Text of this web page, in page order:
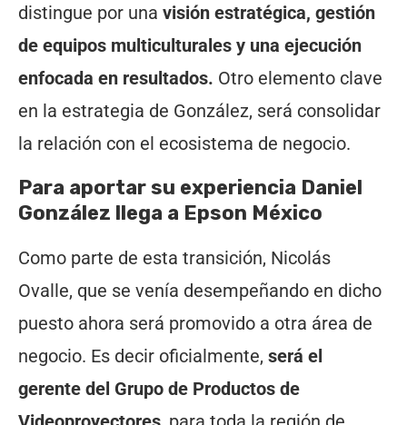
distingue por una visión estratégica, gestión
de equipos multiculturales y una ejecución
enfocada en resultados. Otro elemento clave
en la estrategia de González, será consolidar
la relación con el ecosistema de negocio.
Para aportar su experiencia Daniel
González llega a Epson México
Como parte de esta transición, Nicolás
Ovalle, que se venía desempeñando en dicho
puesto ahora será promovido a otra área de
negocio. Es decir oficialmente, será el
gerente del Grupo de Productos de